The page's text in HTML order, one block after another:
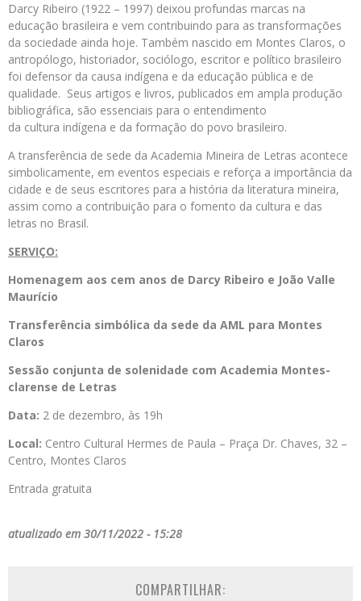
Darcy Ribeiro (1922 – 1997) deixou profundas marcas na
educação brasileira e vem contribuindo para as transformações
da sociedade ainda hoje. Também nascido em Montes Claros, o
antropólogo, historiador, sociólogo, escritor e político brasileiro
foi defensor da causa indígena e da educação pública e de
qualidade. Seus artigos e livros, publicados em ampla produção
bibliográfica, são essenciais para o entendimento
da cultura indígena e da formação do povo brasileiro.
A transferência de sede da Academia Mineira de Letras acontece
simbolicamente, em eventos especiais e reforça a importância da
cidade e de seus escritores para a história da literatura mineira,
assim como a contribuição para o fomento da cultura e das
letras no Brasil.
SERVIÇO:
Homenagem aos cem anos de Darcy Ribeiro e João Valle
Maurício
Transferência simbólica da sede da AML para Montes
Claros
Sessão conjunta de solenidade com Academia Montes-
clarense de Letras
Data: 2 de dezembro, às 19h
Local: Centro Cultural Hermes de Paula – Praça Dr. Chaves, 32 –
Centro, Montes Claros
Entrada gratuita
atualizado em 30/11/2022 - 15:28
COMPARTILHAR: